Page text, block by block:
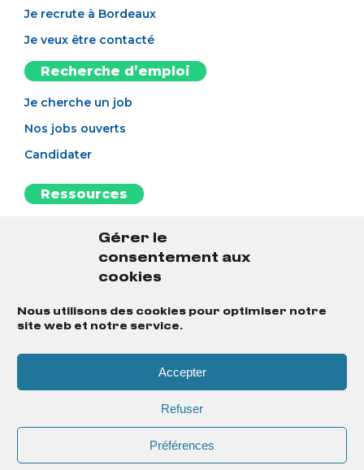
Gérer le
consentement aux
cookies
Nous utilisons des cookies pour optimiser notre
site web et notre service.
Accepter
Refuser
Préférences
Je recrute à Bordeaux
Je veux être contacté
Recherche d’emploi
Je cherche un job
Nos jobs ouverts
Candidater
Ressources
Notre MasterClass
Politique de confidentialité